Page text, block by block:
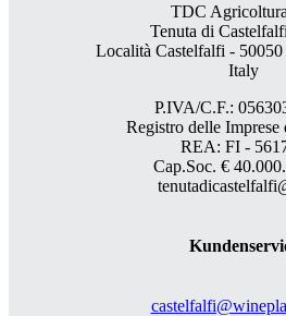
TDC
Tenuta di
Località Castelfalfi -
Italy
P.IVA/C.F.:
Registro delle Imprese
REA: FI -
Cap.Soc. €